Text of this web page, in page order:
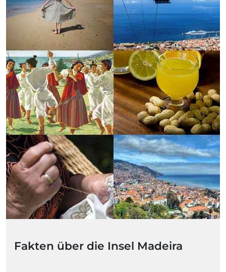
Fakten über die Insel Madeira